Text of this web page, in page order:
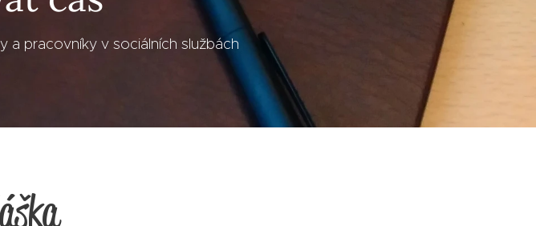
a pracovníky v sociálních službách